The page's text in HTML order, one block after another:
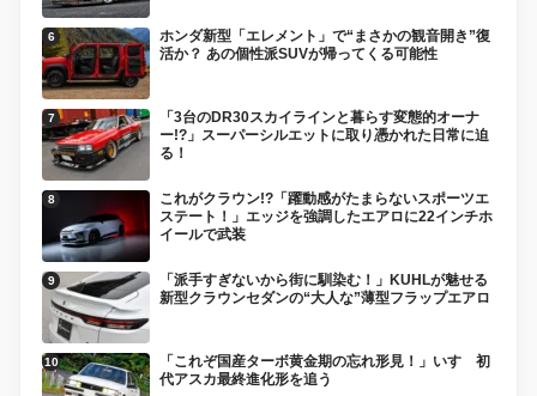
ホンダ新型「エレメント」で“まさかの観音開き”復
活か？ あの個性派SUVが帰ってくる可能性
「3台のDR30スカイラインと暮らす変態的オーナ
ー!?」スーパーシルエットに取り憑かれた日常に迫
る！
これがクラウン!?「躍動感がたまらないスポーツエ
ステート！」エッジを強調したエアロに22インチホ
イールで武装
「派手すぎないから街に馴染む！」KUHLが魅せる
新型クラウンセダンの“大人な”薄型フラップエアロ
「これぞ国産ターボ黄金期の忘れ形見！」いすゞ初
代アスカ最終進化形を追う